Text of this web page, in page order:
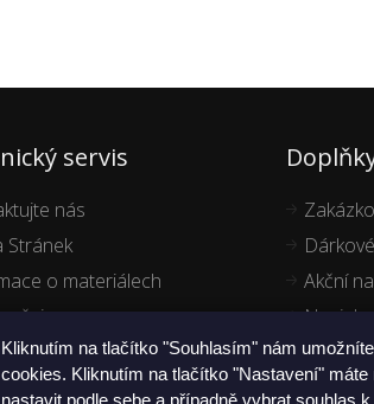
servis
nás
Stránek
o materiálech
Akční
Novinky
Kliknutím na tlačítko "Souhlasím" nám
cookies. Kliknutím na tlačítko "Nastavení"
nastavit podle sebe a případně vybrat souhlas